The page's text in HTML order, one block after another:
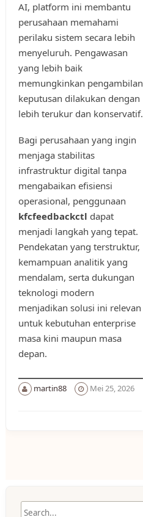
AI, platform ini membantu
perusahaan memahami
perilaku sistem secara lebih
menyeluruh. Pengawasan
yang lebih baik
memungkinkan pengambilan
keputusan dilakukan dengan
lebih terukur dan konservatif.
Bagi perusahaan yang ingin
menjaga stabilitas
infrastruktur digital tanpa
mengabaikan efisiensi
operasional, penggunaan
kfcfeedbackctl dapat
menjadi langkah yang tepat.
Pendekatan yang terstruktur,
kemampuan analitik yang
mendalam, serta dukungan
teknologi modern
menjadikan solusi ini relevan
untuk kebutuhan enterprise
masa kini maupun masa
depan.
martin88 Mei 25, 2026